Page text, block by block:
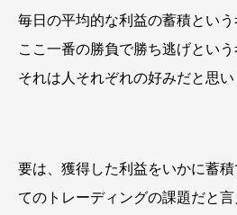
毎日の平均的な利益の蓄積という
ここ一番の勝負で勝ち逃げという
それは人それぞれの好みだと思い
要は、獲得した利益をいかに蓄
てのトレーディングの課題だと言